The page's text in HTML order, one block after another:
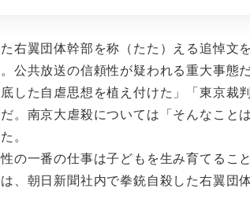
右翼団体幹部を称（たた）える追悼
公共放送の信頼性が疑われる重大事態だ
した自虐思想を植え付けた」「東京裁
。南京大虐殺については「そんなこと
。
の一番の仕事は子どもを生み育てるこ
、朝日新聞社内で拳銃自殺した右翼団